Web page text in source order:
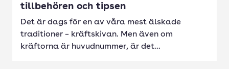
tillbehören och tipsen
Det är dags för en av våra mest älskade
traditioner – kräftskivan. Men även om
kräftorna är huvudnummer, är det...